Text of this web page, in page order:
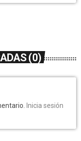
(0)
Inicia sesión